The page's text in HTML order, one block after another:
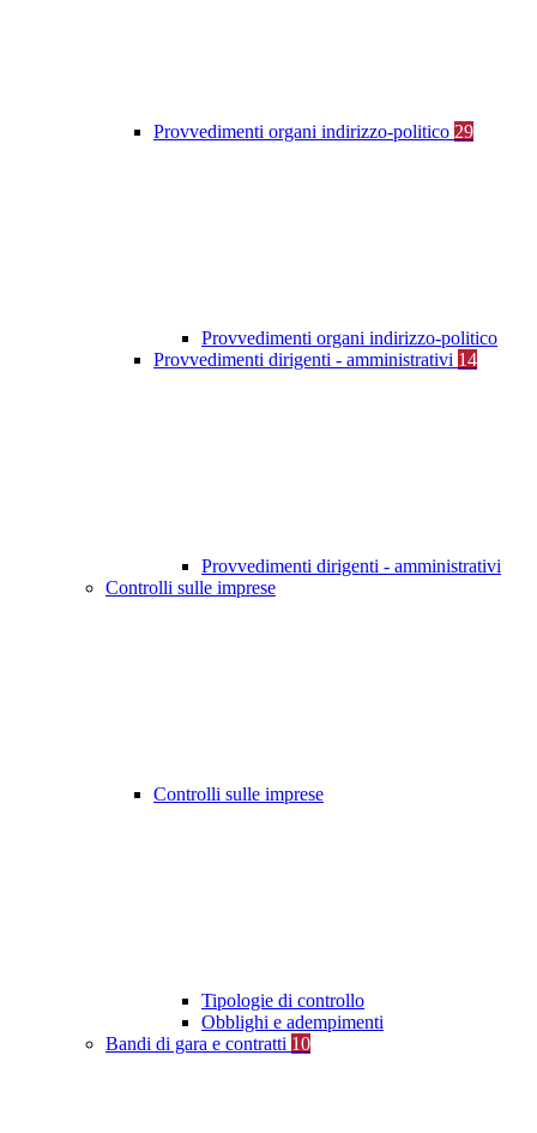
Provvedimenti organi indirizzo-politico 29
Provvedimenti organi indirizzo-politico
Provvedimenti dirigenti - amministrativi 14
Provvedimenti dirigenti - amministrativi
Controlli sulle imprese
Controlli sulle imprese
Tipologie di controllo
Obblighi e adempimenti
Bandi di gara e contratti 10